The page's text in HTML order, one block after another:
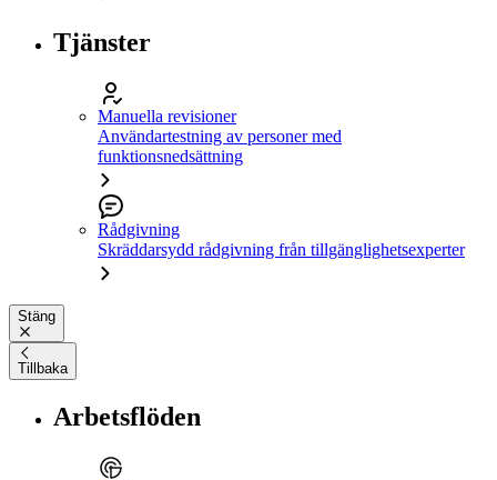
Tjänster
Manuella revisioner
Användartestning av personer med
funktionsnedsättning
Rådgivning
Skräddarsydd rådgivning från tillgänglighetsexperter
Stäng
Tillbaka
Arbetsflöden